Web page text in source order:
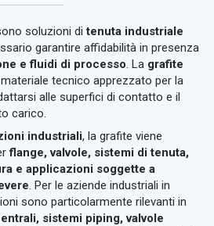
soluzioni ditenuta industriale
garantire affidabilità in presenza
e fluidi di processo. La grafite
tecnico apprezzato per la
alle superfici di contatto e il
carico.
industriali, la grafite viene
flange, valvole, sistemi di tenuta,
e applicazioni soggette a
. Per le aziende industriali in
sono particolarmente rilevanti in
sistemi piping, valvole